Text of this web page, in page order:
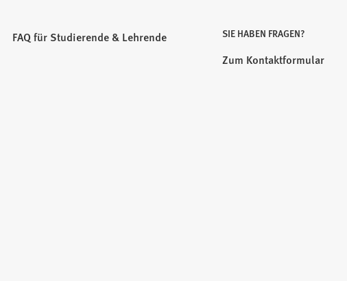
FAQ für Studierende & Lehrende SIE HABEN FRAGEN?
Zum Kontaktformular